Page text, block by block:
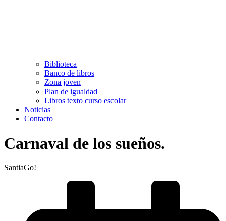
Biblioteca
Banco de libros
Zona joven
Plan de igualdad
Libros texto curso escolar
Noticias
Contacto
Carnaval de los sueños.
SantiaGo!